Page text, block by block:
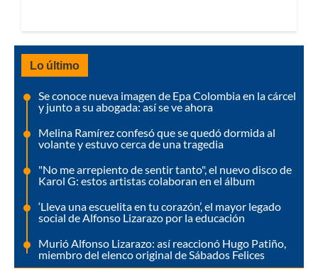
Lo último
Se conoce nueva imagen de Epa Colombia en la cárcel
y junto a su abogada: así se ve ahora
Melina Ramírez confesó que se quedó dormida al
volante y estuvo cerca de una tragedia
"No me arrepiento de sentir tanto", el nuevo disco de
Karol G: estos artistas colaboran en el álbum
‘Lleva una escuelita en tu corazón’, el mayor legado
social de Alfonso Lizarazo por la educación
Murió Alfonso Lizarazo: así reaccionó Hugo Patiño,
miembro del elenco original de Sábados Felices